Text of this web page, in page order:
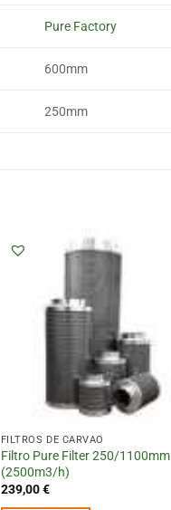
Pure Factory
600mm
250mm
FILTROS DE CARVÃO
Filtro Pure Filter 250/1100mm
(2500m3/h)
239,00€